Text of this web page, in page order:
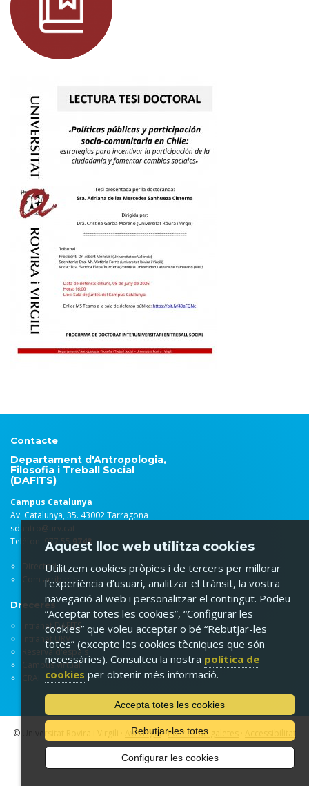
Contacte
Departament d'Antropologia,
Filosofia i Treball Social
(DAFITS)
Campus Catalunya
Av. Catalunya, 35. 43002 Tarragona
sdantro@urv.cat
Telèfon: 977 559748
Directori
Com arribar-hi
Dreceres
Intranet DAFITS
Intranet URV
Reserva d'espais
Campus virtual
CRAI
© Universitat Rovira i Virgili · Avís legal·Política de galetes
Aquest lloc web utilitza cookies
Utilitzem cookies pròpies i de tercers per millorar
l’experiència d’usuari, analitzar el trànsit, la vostra
navegació al web i personalitzar el contingut. Podeu
“Acceptar totes les cookies”, “Configurar les
cookies” que voleu acceptar o bé “Rebutjar-les
totes” (excepte les cookies tècniques que són
necessàries). Consulteu la nostra política de
cookies per obtenir més informació.
Accepta totes les cookies
Rebutjar-les totes
Configurar les cookies